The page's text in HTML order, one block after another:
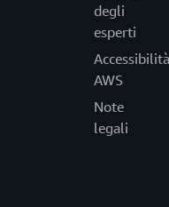
degli
esperti
Accessibilità
AWS
Note
legali